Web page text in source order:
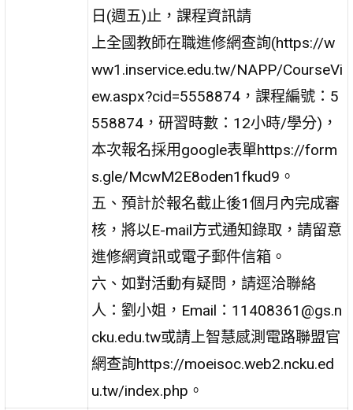
日(週五)止，課程資訊請
上全國教師在職進修網查詢(https://w
ww1.inservice.edu.tw/NAPP/CourseVi
ew.aspx?cid=5558874，課程編號：5
558874，研習時數：12小時/學分)，
本次報名採用google表單https://form
s.gle/McwM2E8oden1fkud9。
五、預計於報名截止後1個月內完成審
核，將以E-mail方式通知錄取，請留意
進修網資訊或電子郵件信箱。
六、如對活動有疑問，請逕洽聯絡
人：劉小姐，Email：11408361@gs.n
cku.edu.tw或請上智慧感測電路聯盟官
網查詢https://moeisoc.web2.ncku.ed
u.tw/index.php。